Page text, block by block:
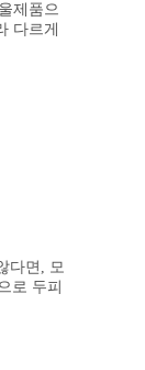
제품으
다르게
다면, 모
로 두피